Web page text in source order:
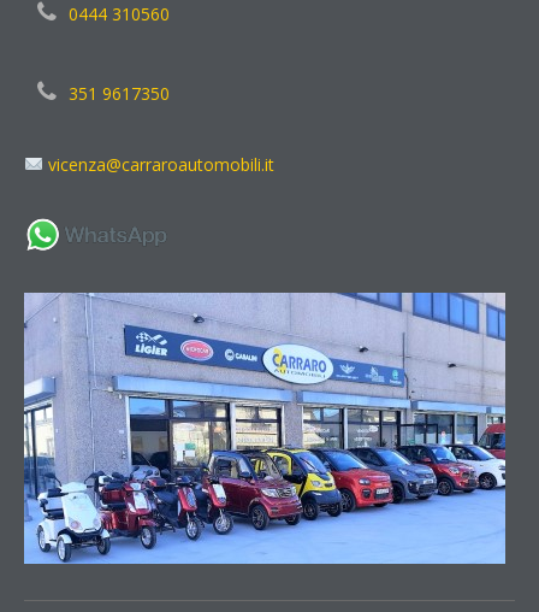
0444 310560
351 9617350
vicenza@carraroautomobili.it